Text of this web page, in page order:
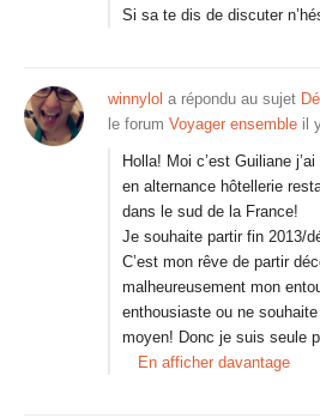
Si sa te dis de discuter
winnylol a répondu au sujet
le forum Voyager ensemble il
Holla! Moi c’est Guiliane
en alternance hôtellerie
dans le sud de la France!
Je souhaite partir fin 2013/
C’est mon rêve de partir
malheureusement mon
enthousiaste ou ne
moyen! Donc je suis seule
En afficher davantage